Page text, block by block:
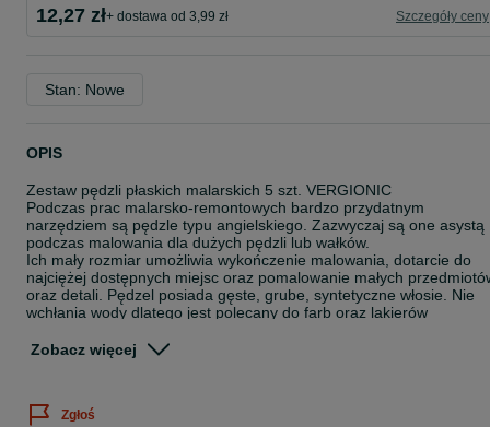
12,27 zł+ dostawa od 3,99 zł Szczegóły ceny
Stan: Nowe
OPIS
Zestaw pędzli płaskich malarskich 5 szt. VERGIONIC
Podczas prac malarsko-remontowych bardzo przydatnym
narzędziem są pędzle typu angielskiego. Zazwyczaj są one asystą
podczas malowania dla dużych pędzli lub wałków.
Ich mały rozmiar umożliwia wykończenie malowania, dotarcie do
najciężej dostępnych miejsc oraz pomalowanie małych
oraz detali. Pędzel posiada gęste, grube, syntetyczne włosie. Nie
wchłania wody dlatego jest polecany do farb oraz lakierów
równomiernie farbą bez pozostawiania smug oraz zachlapań.
2. Pędzel o szerokości: 1,5" / 38,1 mm
Zobacz więcej
Zgłoś